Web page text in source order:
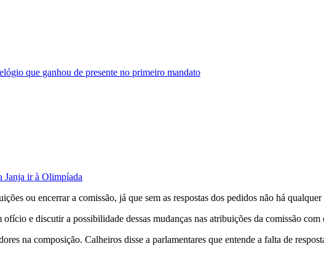
que ganhou de presente no primeiro mandato
Janja ir à Olimpíada
ou encerrar a comissão, já que sem as respostas dos pedidos não há
e discutir a possibilidade dessas mudanças nas atribuições da comissão
na composição. Calheiros disse a parlamentares que entende a falta de